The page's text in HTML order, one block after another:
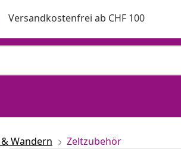
Versandkostenfrei ab CHF 100
Wandern Zeltzubehör